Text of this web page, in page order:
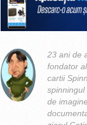
23 ani de
fondator
cartii
spinningul
de